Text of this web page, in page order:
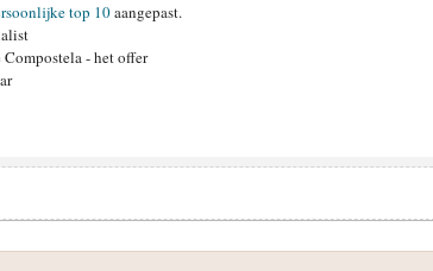
top 10aangepast.
Compostela - het offer